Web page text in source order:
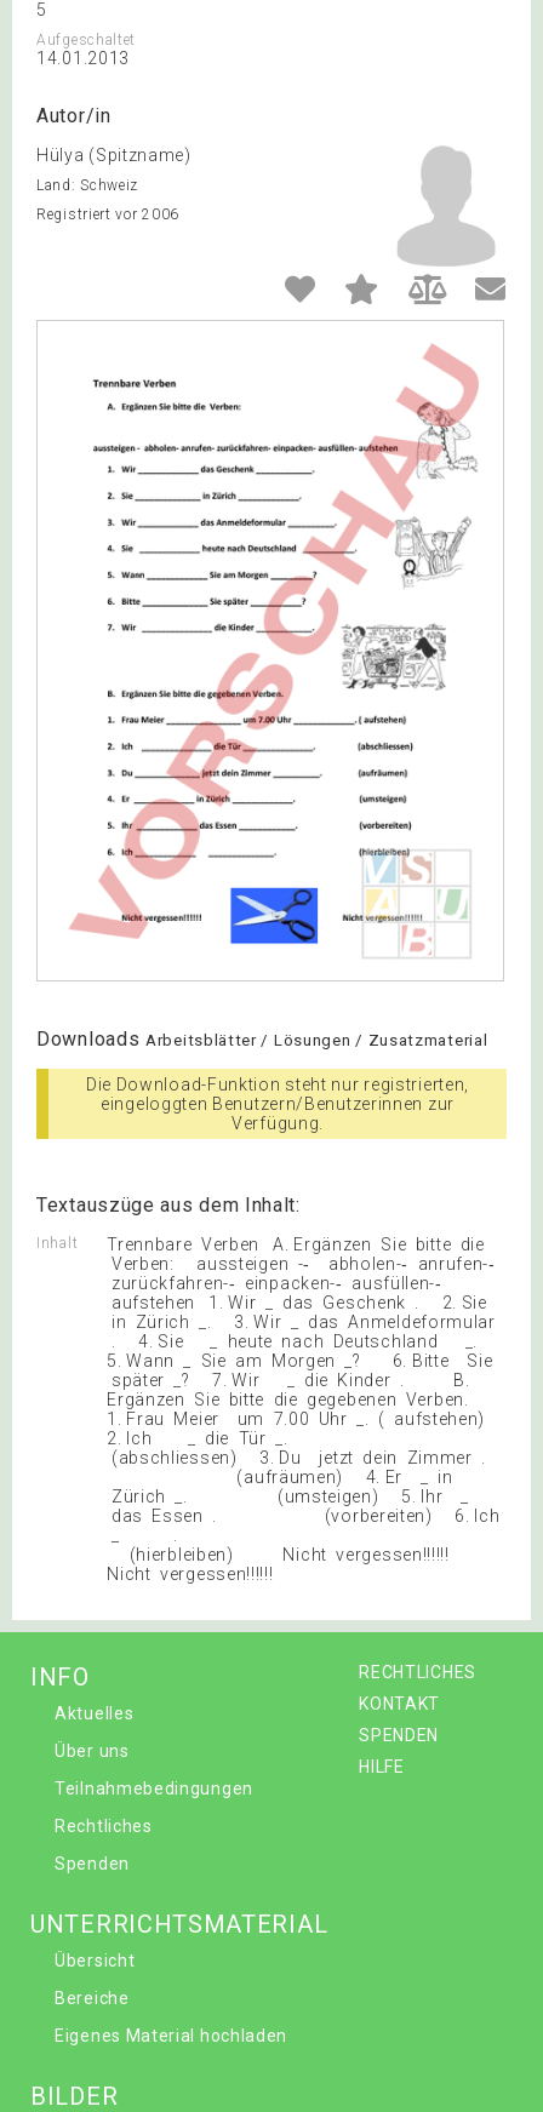
5
Aufgeschaltet
14.01.2013
Autor/in
Hülya (Spitzname)
Land: Schweiz
Registriert vor 2006
Downloads Arbeitsblätter / Lösungen / Zusatzmaterial
Die Download-Funktion steht nur registrierten,
eingeloggten Benutzern/Benutzerinnen zur
Verfügung.
Textauszüge aus dem Inhalt:
Inhalt
Trennbare Verben A. Ergänzen Sie bitte die
Verben: aussteigen -‐ abholen-‐ anrufen-‐
zurückfahren-‐ einpacken-‐ ausfüllen-‐
aufstehen 1. Wir _ das Geschenk . 2. Sie
in Zürich _. 3. Wir _ das Anmeldeformular
. 4. Sie _ heute nach Deutschland _.
5. Wann _ Sie am Morgen _? 6. Bitte Sie
später _? 7. Wir _ die Kinder . B.
Ergänzen Sie bitte die gegebenen Verben.
1. Frau Meier um 7.00 Uhr _. ( aufstehen)
2. Ich _ die Tür _.
(abschliessen) 3. Du jetzt dein Zimmer .
(aufräumen) 4. Er _ in
Zürich _. (umsteigen) 5. Ihr _
das Essen . (vorbereiten) 6. Ich
(hierbleiben) Nicht vergessen!!!!!!
Nicht vergessen!!!!!!
RECHTLICHES
KONTAKT
SPENDEN
HILFE
INFO
Aktuelles
Über uns
Teilnahmebedingungen
Rechtliches
Spenden
UNTERRICHTSMATERIAL
Übersicht
Bereiche
Eigenes Material hochladen
BILDER